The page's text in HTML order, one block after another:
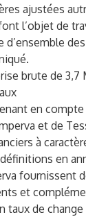
ajustées
l’objet de
d’ensemble
brute de 3,7
en
et de
à
en
fournissent
et
taux de change